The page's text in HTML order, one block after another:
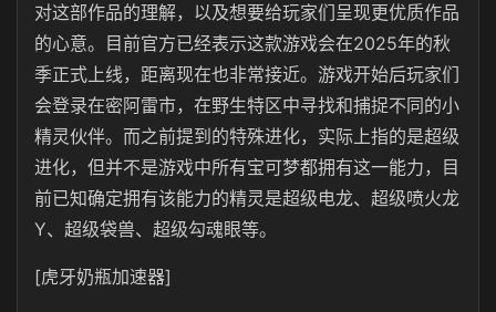
对这部作品的理解，以及想要给玩家们呈现更优质作品
的心意。目前官方已经表示这款游戏会在2025年的秋
季正式上线，距离现在也非常接近。游戏开始后玩家们
会登录在密阿雷市，在野生特区中寻找和捕捉不同的小
精灵伙伴。而之前提到的特殊进化，实际上指的是超级
进化，但并不是游戏中所有宝可梦都拥有这一能力，目
前已知确定拥有该能力的精灵是超级电龙、超级喷火龙
Y、超级袋兽、超级勾魂眼等。
[虎牙奶瓶加速器]